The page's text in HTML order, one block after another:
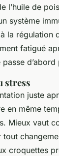
l’huile de
système
la régulation
fatigué
d’abord
stress
juste
en même
Mieux vaut
croquettes